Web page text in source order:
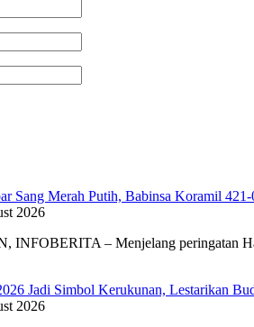
Sang Merah Putih, Babinsa Koramil
2026
INFOBERITA – Menjelang peringatan
Jadi Simbol Kerukunan, Lestarikan
2026